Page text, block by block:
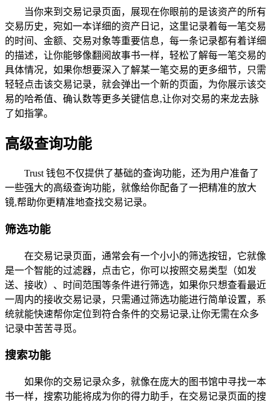
当你来到交易记录页面，展现在你眼前的是该资产的所有
交易历史，宛如一本详细的资产日记，这里记录着每一笔交易
的时间、金额、交易对象等重要信息，每一条记录都有着详细
的描述，让你能够像翻阅故事书一样，轻松了解每一笔交易的
具体情况，如果你想要深入了解某一笔交易的更多细节，只需
轻轻点击该交易记录，就会弹出一个新的页面，为你展示该交
易的哈希值、确认数等更多关键信息,让你对交易的来龙去脉
了如指掌。
高级查询功能
Trust 钱包不仅提供了基础的查询功能，还为用户准备了
一些强大的高级查询功能，就像给你配备了一把精准的放大
镜,帮助你更精准地查找交易记录。
筛选功能
在交易记录页面，通常会有一个小小的筛选按钮，它就像
是一个智能的过滤器，点击它，你可以按照交易类型（如发
送、接收）、时间范围等条件进行筛选，如果你只想查看最近
一周内的接收交易记录，只需通过筛选功能进行简单设置，系
统就能快速帮你定位到符合条件的交易记录,让你无需在众多
记录中苦苦寻觅。
搜索功能
如果你的交易记录众多，就像在庞大的图书馆中寻找一本
书一样，搜索功能将成为你的得力助手，在交易记录页面的搜